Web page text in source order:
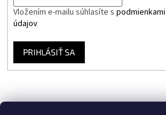
Vložením e-mailu súhlasíte s
údajov
PRIHLÁSIŤ SA